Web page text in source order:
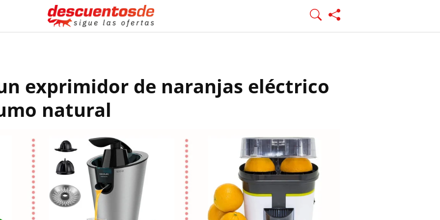
exprimidor de naranjas eléctrico
natural